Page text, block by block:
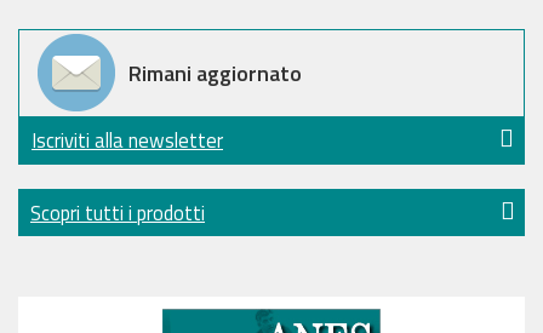
Rimani aggiornato
Iscriviti alla newsletter
Scopri tutti i prodotti